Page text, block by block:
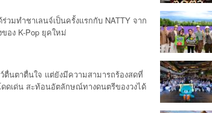
วมทำชาเลนจ์เป็นครั้งแรกกับ NATTY จาก
อง K-Pop ยุคใหม่
ตื่นตาตื่นใจ แต่ยังมีความสามารถร้องสดที่
ดดเด่น สะท้อนอัตลักษณ์ทางดนตรีของวงได้